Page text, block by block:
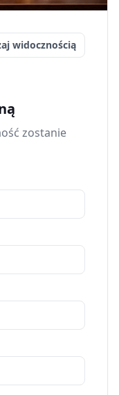
widocznością
zostanie